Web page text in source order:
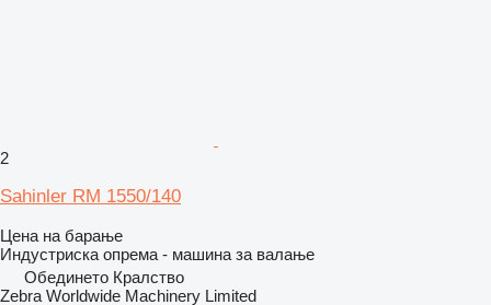
2
Sahinler RM 1550/140
Цена на барање
Индустриска опрема - машина за валање
Обединето Кралство
Zebra Worldwide Machinery Limited